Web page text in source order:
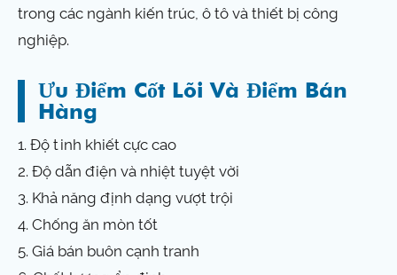
trong các ngành kiến ​​trúc, ô tô và thiết bị công
nghiệp.
Ưu Điểm Cốt Lõi Và Điểm Bán
Hàng
1. Độ tinh khiết cực cao
2. Độ dẫn điện và nhiệt tuyệt vời
3. Khả năng định dạng vượt trội
4. Chống ăn mòn tốt
5. Giá bán buôn cạnh tranh